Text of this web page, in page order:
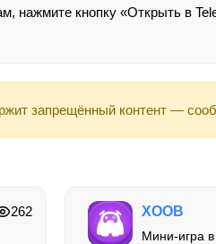
нажмите кнопку «Открыть в
запрещённый контент —
262 XOOB
Мини-игра